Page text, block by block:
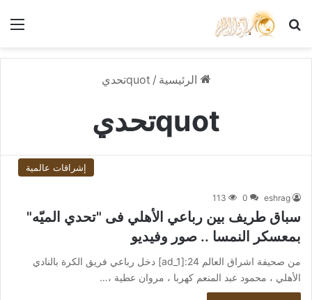
بحث عن
الرئيسية / quotتحدي
quotتحدي
إشراقات عالمية
eshrag
0
113
سباق طريف بين رباعي الأهلي فى "تحدي الميّه"
بمعسكر النمسا .. صور وفيديو
من صحيفة اشراق العالم 24:[ad_1] دخل رباعي فريق الكرة بالنادي
الأهلي ، محمود عبد المنعم كهربا ، مروان عطية ،…